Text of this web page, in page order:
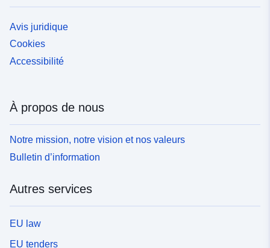
Avis juridique
Cookies
Accessibilité
À propos de nous
Notre mission, notre vision et nos valeurs
Bulletin d’information
Autres services
EU law
EU tenders